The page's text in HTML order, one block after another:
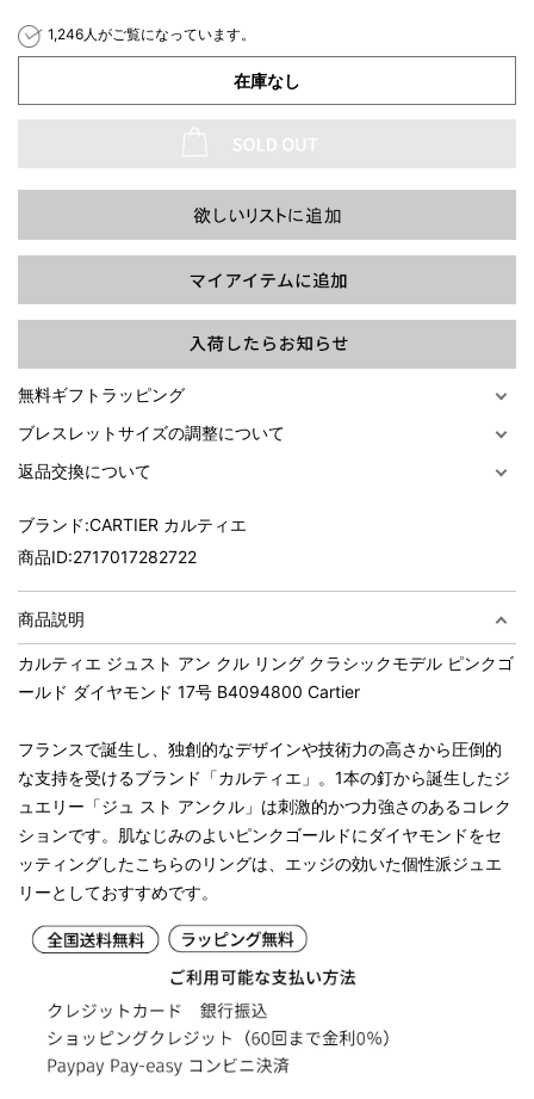
過去の特集をすべて見る>>
1,246人がご覧になっています。
在庫なし
無料ギフトラッピング
ブレスレットサイズの調整について
返品交換について
ブランド:CARTIER カルティエ
商品ID:2717017282722
商品説明
カルティエ ジュスト アン クル リング クラシックモデル ピンクゴ
ールド ダイヤモンド 17号 B4094800 Cartier
フランスで誕生し、独創的なデザインや技術力の高さから圧倒的
な支持を受けるブランド「カルティエ」。1本の釘から誕生したジ
ュエリー「ジュ スト アンクル」は刺激的かつ力強さのあるコレク
ションです。肌なじみのよいピンクゴールドにダイヤモンドをセ
ッティングしたこちらのリングは、エッジの効いた個性派ジュエ
リーとしておすすめです。